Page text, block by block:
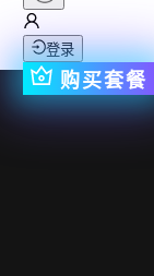
登录
购买套餐